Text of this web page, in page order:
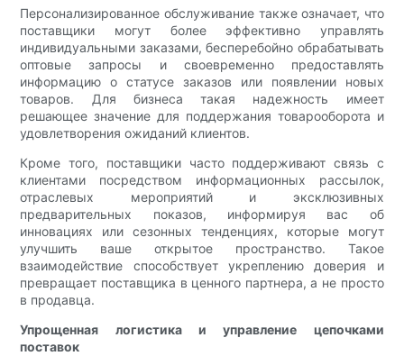
Персонализированное обслуживание также означает, что
поставщики могут более эффективно управлять
индивидуальными заказами, бесперебойно обрабатывать
оптовые запросы и своевременно предоставлять
информацию о статусе заказов или появлении новых
товаров. Для бизнеса такая надежность имеет
решающее значение для поддержания товарооборота и
удовлетворения ожиданий клиентов.
Кроме того, поставщики часто поддерживают связь с
клиентами посредством информационных рассылок,
отраслевых мероприятий и эксклюзивных
предварительных показов, информируя вас об
инновациях или сезонных тенденциях, которые могут
улучшить ваше открытое пространство. Такое
взаимодействие способствует укреплению доверия и
превращает поставщика в ценного партнера, а не просто
в продавца.
Упрощенная логистика и управление цепочками
поставок